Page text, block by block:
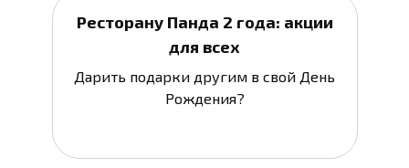
Ресторану Панда 2 года: акции
для всех
Дарить подарки другим в свой День
Рождения?